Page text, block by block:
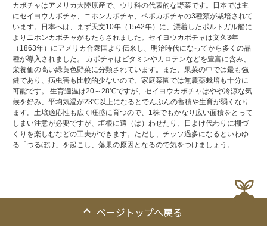
カボチャはアメリカ大陸原産で、ウリ科の代表的な野菜です。日本では主
にセイヨウカボチャ、ニホンカボチャ、ペポカボチャの3種類が栽培されて
います。日本へは、まず天文10年（1542年）に、漂着したポルトガル船に
よりニホンカボチャがもたらされました。セイヨウカボチャは文久3年
（1863年）にアメリカ合衆国より伝来し、明治時代になってから多くの品
種が導入されました。 カボチャはビタミンやカロテンなどを豊富に含み、
栄養価の高い緑黄色野菜に分類されています。また、果菜の中では最も強
健であり、病虫害も比較的少ないので、家庭菜園では無農薬栽培も十分に
可能です。 生育適温は20～28℃ですが、セイヨウカボチャはやや冷涼な気
候を好み、平均気温が23℃以上になるとでんぷんの蓄積や生育が弱くなり
ます。土壌適応性も広く旺盛に育つので、1株でもかなり広い面積をとって
しまい注意が必要ですが、垣根に這（は）わせたり、日よけ代わりに棚づ
くりを楽しむなどの工夫ができます。ただし、チッソ過多になるといわゆ
る「つるぼけ」を起こし、落果の原因となるので気をつけましょう。
ページトップへ戻る